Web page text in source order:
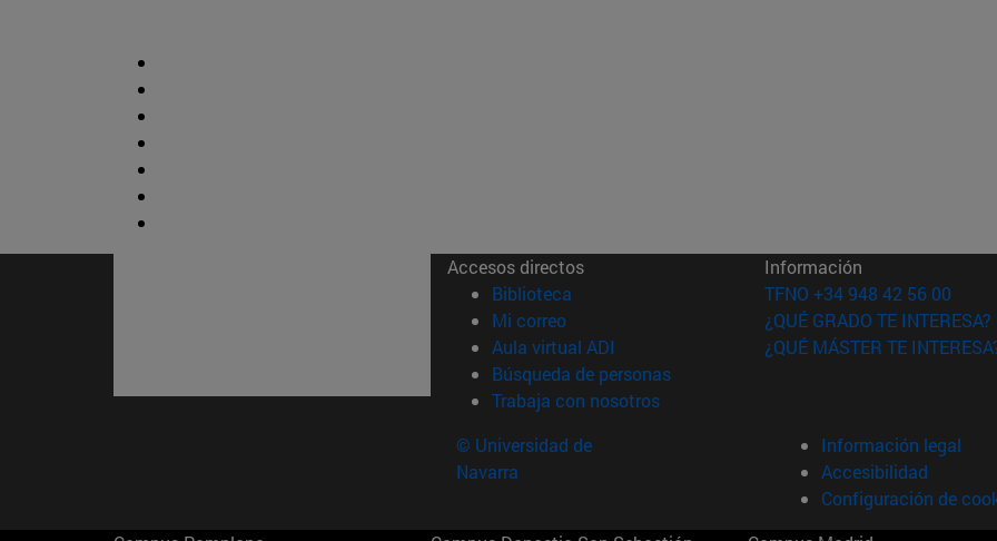
Accesos directos
Biblioteca (abre en nueva ventana)
Mi correo(abre en nueva ventana)
Aula virtual ADI (abre en nueva ventana)
Búsqueda de personas(abre en nueva ventana)
Trabaja con nosotros(abre en nueva ventana)
Información
TFNO +34 948 42 56 00
¿QUÉ GRADO TE INTERESA?
¿QUÉ MÁSTER TE
© Universidad de
Navarra
Información legal
Accesibilidad
Configuración de